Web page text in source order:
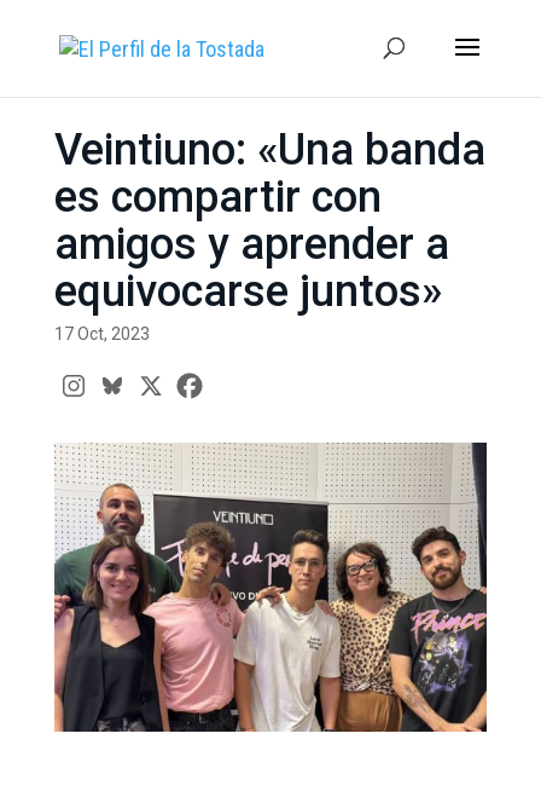
Veintiuno: «Una banda
es compartir con
amigos y aprender a
equivocarse juntos»
17 Oct, 2023